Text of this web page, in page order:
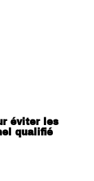
éviter les
qualifié